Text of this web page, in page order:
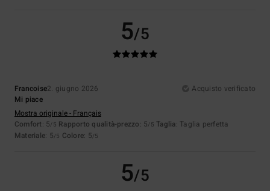
5/5
Francoise2. giugno 2026
Acquisto verificato
Mi piace
Mostra originale - Français
Comfort: 5/5 Rapporto qualità-prezzo: 5/5 Taglia: Taglia perfetta
Materiale: 5/5 Colore: 5/5
5/5